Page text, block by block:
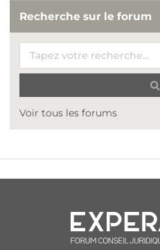
Recherche sur le forum
Voir tous les forums